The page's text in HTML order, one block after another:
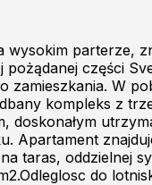
parterze,
części
W
kompleks z
Apartament
taras, oddzielnej
do